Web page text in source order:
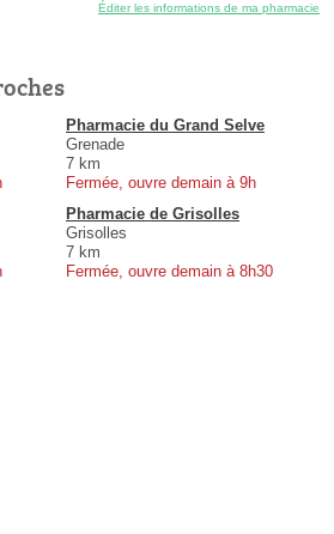
Éditer les informations de ma pharmacie
Pharmacie du Grand Selve
Grenade
7 km
Fermée, ouvre demain à 9h
Pharmacie de Grisolles
Grisolles
7 km
Fermée, ouvre demain à 8h30